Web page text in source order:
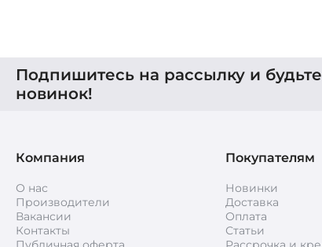
Подпишитесь на рассылку и
новинок!
Компания
О нас
Производители
Вакансии
Контакты
Покупателям
Новинки
Доставка
Оплата
Статьи